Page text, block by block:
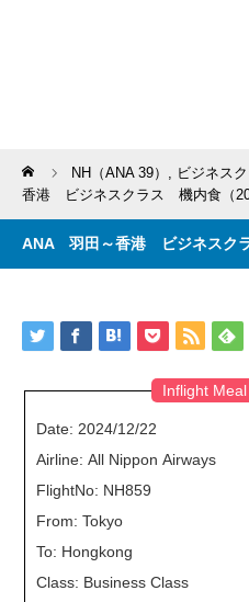
Home NH（ANA 39） , ビジネス
香港 ビジネスクラス 機内食（
ANA 羽田～香港 ビジネスク
Inflight
Date: 2024/12/22
Airline: All Nippon Airways
FlightNo: NH859
From: Tokyo
To: Hongkong
Class: Business Class